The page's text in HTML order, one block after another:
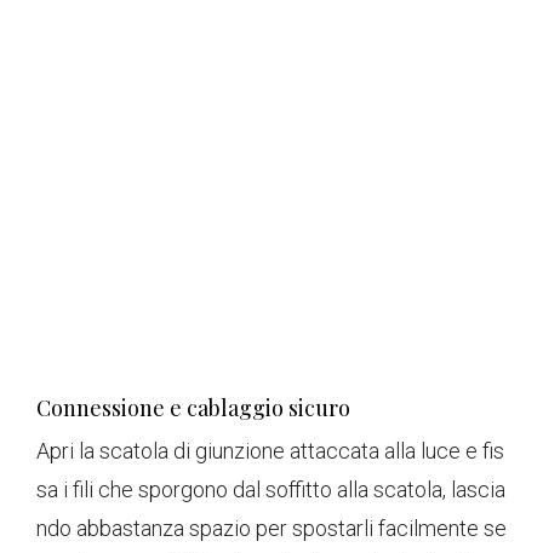
Connessione e cablaggio sicuro
Apri la scatola di giunzione attaccata alla luce e fis
sa i fili che sporgono dal soffitto alla scatola, lascia
ndo abbastanza spazio per spostarli facilmente se